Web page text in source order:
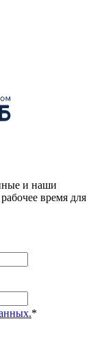
и наши
время для
*